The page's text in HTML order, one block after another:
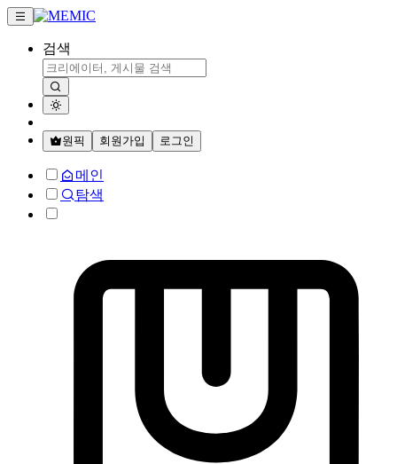
검색
원픽 회원가입 로그인
메인
탐색